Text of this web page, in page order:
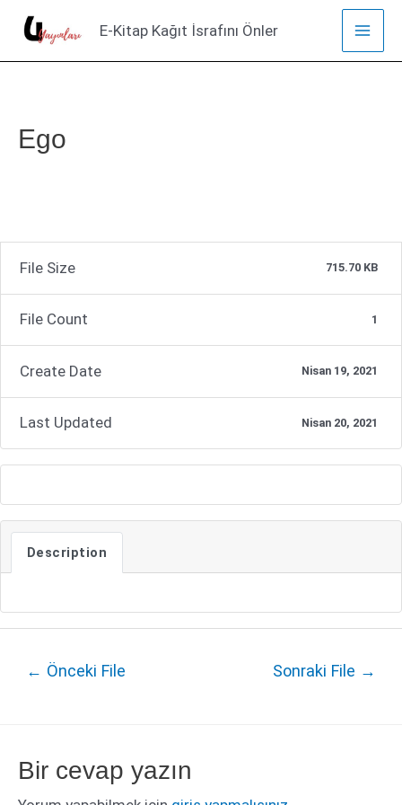
İçeriğe
atla
E-Kitap Kağıt İsrafını Önler
Main
Ego
File Size 715.70 KB
File Count 1
Create Date Nisan 19, 2021
Last Updated Nisan 20, 2021
Description
← Önceki File Sonraki File →
Bir cevap yazın